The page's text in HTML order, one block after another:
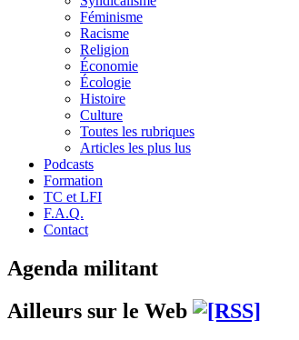
Féminisme
Racisme
Religion
Économie
Écologie
Histoire
Culture
Toutes les rubriques
Articles les plus lus
Podcasts
Formation
TC et LFI
F.A.Q.
Contact
Agenda militant
Ailleurs sur le Web